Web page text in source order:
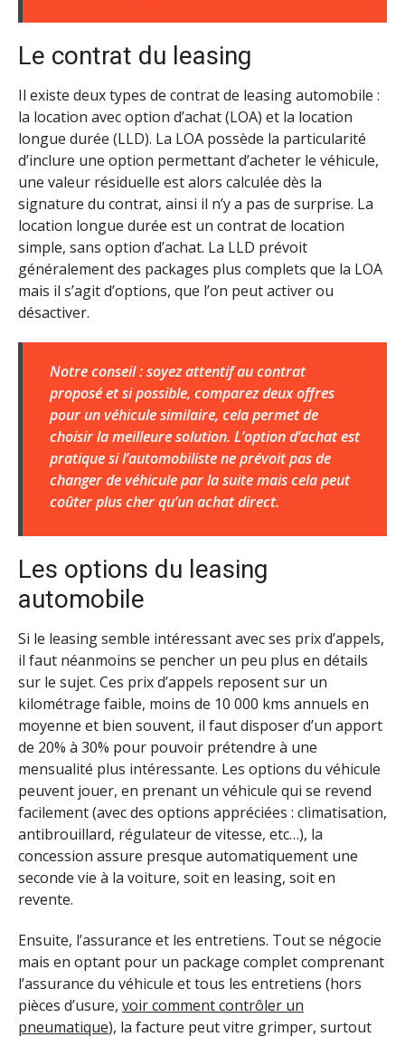
Le contrat du leasing
Il existe deux types de contrat de leasing automobile :
la location avec option d’achat (LOA) et la location
longue durée (LLD). La LOA possède la particularité
d’inclure une option permettant d’acheter le véhicule,
une valeur résiduelle est alors calculée dès la
signature du contrat, ainsi il n’y a pas de surprise. La
location longue durée est un contrat de location
simple, sans option d’achat. La LLD prévoit
généralement des packages plus complets que la LOA
mais il s’agit d’options, que l’on peut activer ou
désactiver.
Notre conseil : soyez attentif au contrat
proposé et si possible, comparez deux offres
pour un véhicule similaire, cela permet de
choisir la meilleure solution. L’option d’achat est
pratique si l’automobiliste ne prévoit pas de
changer de véhicule par la suite mais cela peut
coûter plus cher qu’un achat direct.
Les options du leasing
automobile
Si le leasing semble intéressant avec ses prix d’appels,
il faut néanmoins se pencher un peu plus en détails
sur le sujet. Ces prix d’appels reposent sur un
kilométrage faible, moins de 10 000 kms annuels en
moyenne et bien souvent, il faut disposer d’un apport
de 20% à 30% pour pouvoir prétendre à une
mensualité plus intéressante. Les options du véhicule
peuvent jouer, en prenant un véhicule qui se revend
facilement (avec des options appréciées : climatisation,
antibrouillard, régulateur de vitesse, etc…), la
concession assure presque automatiquement une
seconde vie à la voiture, soit en leasing, soit en
revente.
Ensuite, l’assurance et les entretiens. Tout se négocie
mais en optant pour un package complet comprenant
l’assurance du véhicule et tous les entretiens (hors
pièces d’usure, voir comment contrôler un
pneumatique), la facture peut vitre grimper, surtout